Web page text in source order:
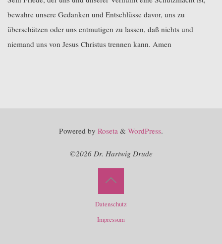
bewahre unsere Gedanken und Entschlüsse davor, uns zu
überschätzen oder uns entmutigen zu lassen, daß nichts und
niemand uns von Jesus Christus trennen kann. Amen
Powered by Roseta & WordPress.
©2026 Dr. Hartwig Drude
Datenschutz
Impressum
Back
to